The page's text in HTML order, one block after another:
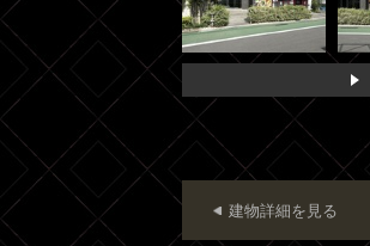
建物詳細を見る